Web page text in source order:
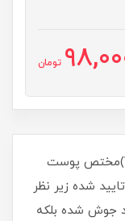
تومان
پن ضدجوش اکتیویت ویتالیر (Vitalayer)مختص پوست
شده زیر نظر
جوش شده بلکه